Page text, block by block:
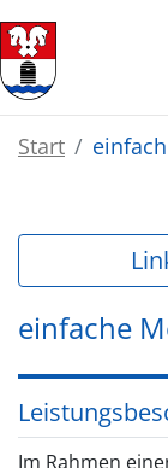
Zum Hauptinhalt
Start
einfache
Im Rahmen